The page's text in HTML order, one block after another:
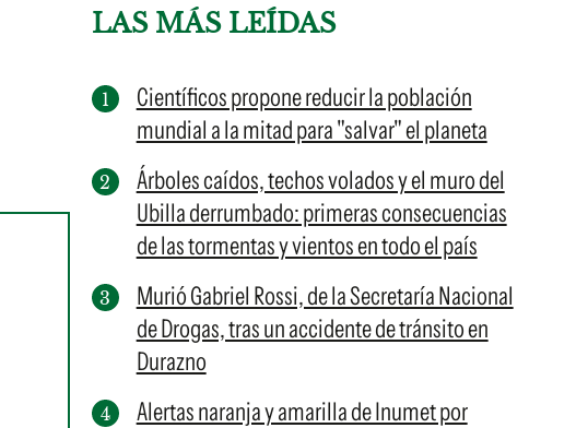
LAS MÁS LEÍDAS
Científicos propone reducir la población
mundial a la mitad para "salvar" el planeta
Árboles caídos, techos volados y el muro del
Ubilla derrumbado: primeras consecuencias
de las tormentas y vientos en todo el país
Murió Gabriel Rossi, de la Secretaría Nacional
de Drogas, tras un accidente de tránsito en
Durazno
Alertas naranja y amarilla de Inumet por